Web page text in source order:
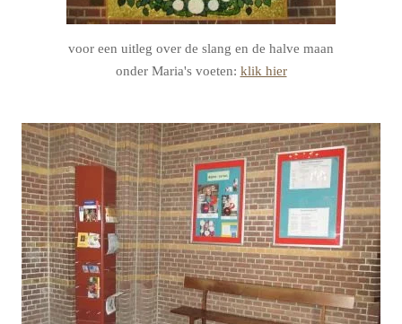
voor een uitleg over de slang en de halve maan
onder Maria's voeten: klik hier